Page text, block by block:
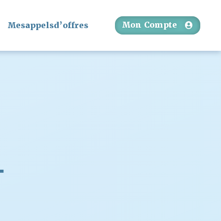
Mesappelsd’offres Mon Compte